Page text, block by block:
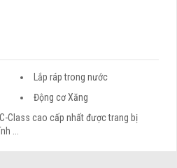
Lắp ráp trong nước
Động cơ Xăng
Class cao cấp nhất được trang bị
...